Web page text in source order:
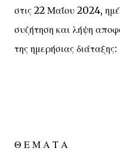
στις 22 Μαΐου 2024,
συζήτηση και λήψη
της ημερήσιας διάταξης:
Θ Ε Μ Α Τ Α